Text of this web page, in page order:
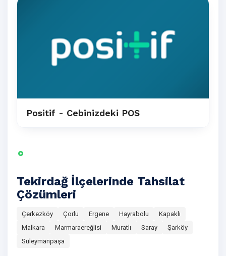
Positif - Cebinizdeki POS
Tekirdağ İlçelerinde Tahsilat
Çözümleri
Çerkezköy Çorlu Ergene Hayrabolu
Kapaklı
Malkara
Marmaraereğlisi Muratlı Saray
Şarköy
Süleymanpaşa